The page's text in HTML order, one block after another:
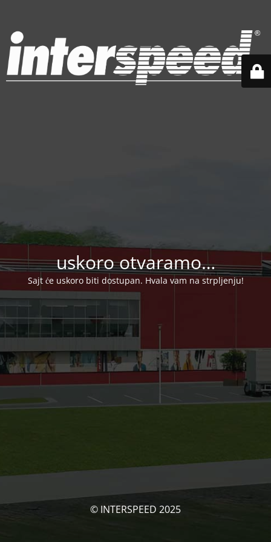
uskoro otvaramo…
Sajt će uskoro biti dostupan. Hvala vam na strpljenju!
© INTERSPEED 2025